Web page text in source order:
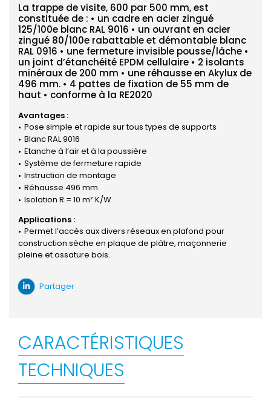
La trappe de visite, 600 par 500 mm, est
constituée de : • un cadre en acier zingué
125/100e blanc RAL 9016 • un ouvrant en acier
zingué 80/100e rabattable et démontable blanc
RAL 0916 • une fermeture invisible pousse/lâche •
un joint d’étanchéité EPDM cellulaire • 2 isolants
minéraux de 200 mm • une réhausse en Akylux de
496 mm. • 4 pattes de fixation de 55 mm de
haut • conforme à la RE2020
Avantages :
Pose simple et rapide sur tous types de supports
Blanc RAL 9016
Etanche à l’air et à la poussière
Système de fermeture rapide
Instruction de montage
Réhausse 496 mm
Isolation R = 10 m² K/W
Applications :
Permet l’accès aux divers réseaux en plafond pour
construction sèche en plaque de plâtre, maçonnerie
pleine et ossature bois.
Partager
CARACTÉRISTIQUES
TECHNIQUES